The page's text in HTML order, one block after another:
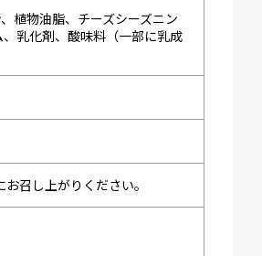
植物油脂、チーズシーズニン
乳化剤、酸味料（一部に乳成
召し上がりください。